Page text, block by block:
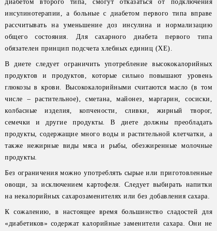
диабетом второго типа, смогут отказаться от подключения
инсулинотерапии, а больные с диабетом первого типа вправе
рассчитывать на уменьшение доз инсулина и нормализацию
общего состояния. Для сахарного диабета первого типа
обязателен принцип подсчета хлебных единиц (XE).
В диете следует ограничить употребление высококалорийных
продуктов и продуктов, которые сильно повышают уровень
глюкозы в крови. Высококалорийными считаются масло (в том
числе – растительное), сметана, майонез, маргарин, сосиски,
колбасные изделия, копчености, сливки, жирный творог,
семечки и другие продукты. В диете должны преобладать
продукты, содержащие много воды и растительной клетчатки, а
также нежирные виды мяса и рыбы, обезжиренные молочные
продукты.
Без ограничения можно употреблять сырые или приготовленные
овощи, за исключением картофеля. Следует выбирать напитки
на некалорийных сахарозаменителях или без добавления сахара.
К сожалению, в настоящее время большинство сладостей для
«диабетиков» содержат калорийные заменители сахара. Они не